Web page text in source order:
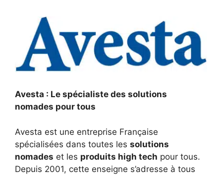
Avesta : Le spécialiste des solutions
nomades pour tous
Avesta est une entreprise Française
spécialisées dans toutes les solutions
nomades et les produits high tech pour tous.
Depuis 2001, cette enseigne s’adresse à tous